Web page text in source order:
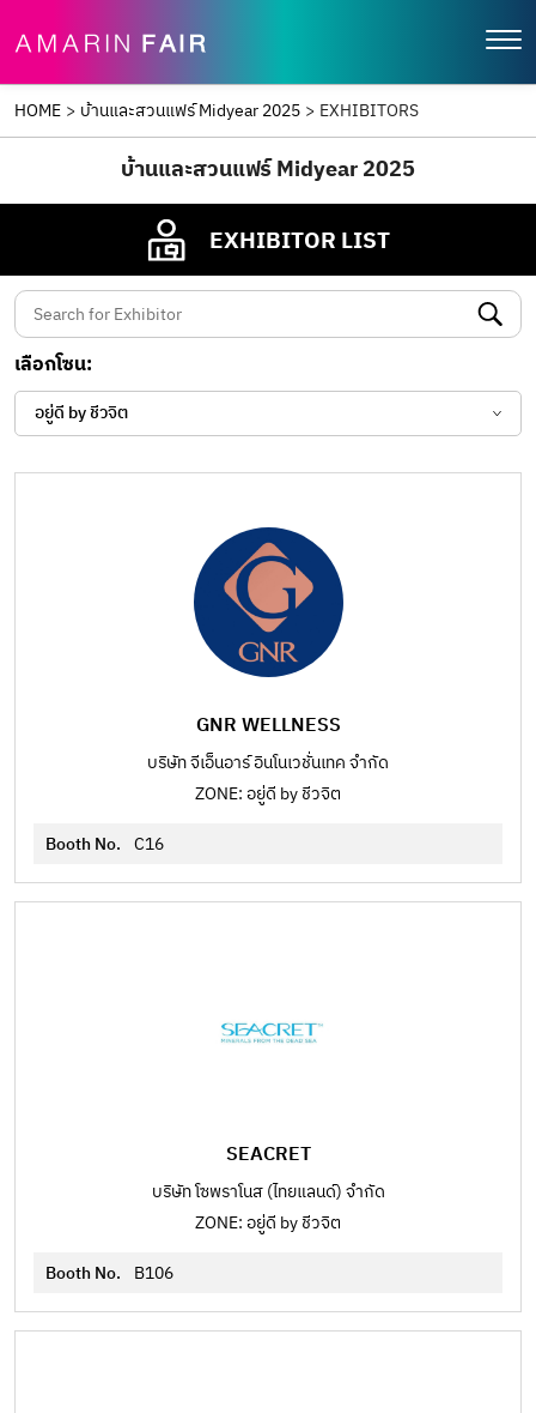
HOME > บ้านและสวนแฟร์ Midyear 2025 > EXHIBITORS
บ้านและสวนแฟร์ Midyear 2025
EXHIBITOR LIST
เลือกโซน:
อยู่ดี by ชีวจิต
GNR WELLNESS
บริษัท จีเอ็นอาร์ อินโนเวชั่นเทค จำกัด
ZONE: อยู่ดี by ชีวจิต
Booth No. C16
SEACRET
บริษัท โซพราโนส (ไทยแลนด์) จำกัด
ZONE: อยู่ดี by ชีวจิต
Booth No. B106